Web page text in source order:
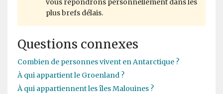
vous répondrons personnellement dans les
plus brefs délais.
Questions connexes
Combien de personnes vivent en Antarctique ?
À qui appartient le Groenland ?
À qui appartiennent les îles Malouines ?